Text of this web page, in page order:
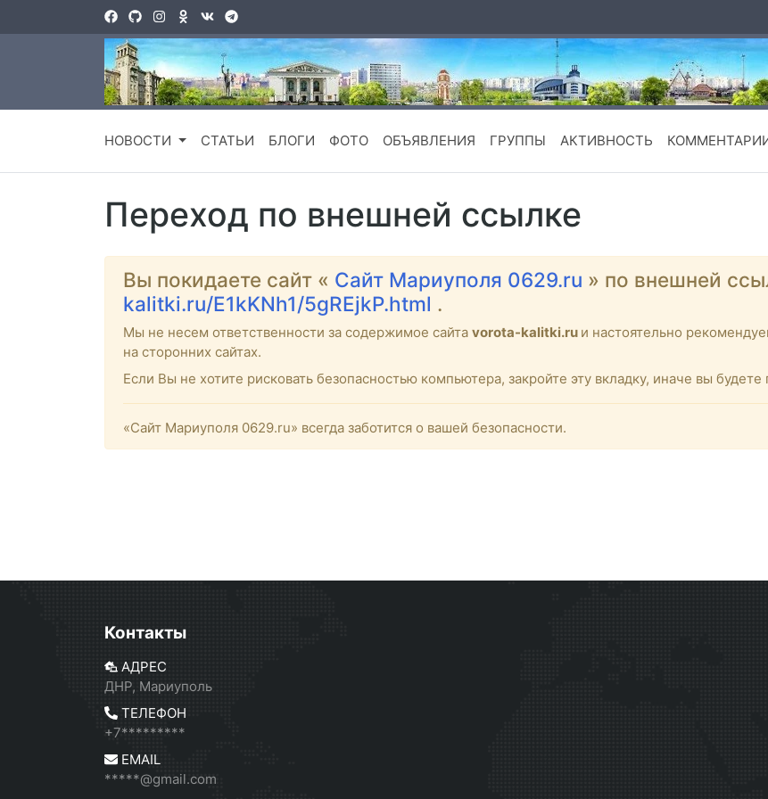
НОВОСТИ СТАТЬИ БЛОГИ ФОТО ОБЪЯВЛЕНИЯ ГРУППЫ АКТИВНОСТЬ
Переход по внешней ссылке
Вы покидаете сайт « Сайт Мариуполя 0629.ru » по внешней
kalitki.ru/E1kKNh1/5gREjkP.html .
Мы не несем ответственности за содержимое сайта vorota-kalitki.ru и настоятельно
на сторонних сайтах.
Если Вы не хотите рисковать безопасностью компьютера, закройте эту вкладку, иначе вы
«Сайт Мариуполя 0629.ru» всегда заботится о вашей безопасности.
Контакты
АДРЕС
ДНР, Мариуполь
ТЕЛЕФОН
+7*********
EMAIL
*****@gmail.com